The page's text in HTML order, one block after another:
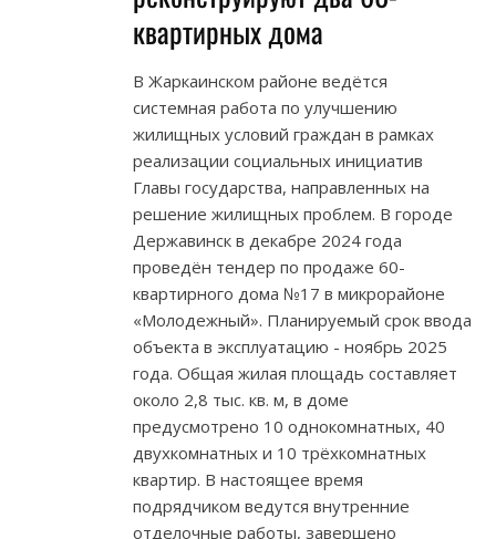
квартирных дома
В Жаркаинском районе ведётся
системная работа по улучшению
жилищных условий граждан в рамках
реализации социальных инициатив
Главы государства, направленных на
решение жилищных проблем. В городе
Державинск в декабре 2024 года
проведён тендер по продаже 60-
квартирного дома №17 в микрорайоне
«Молодежный». Планируемый срок ввода
объекта в эксплуатацию - ноябрь 2025
года. Общая жилая площадь составляет
около 2,8 тыс. кв. м, в доме
предусмотрено 10 однокомнатных, 40
двухкомнатных и 10 трёхкомнатных
квартир. В настоящее время
подрядчиком ведутся внутренние
отделочные работы, завершено